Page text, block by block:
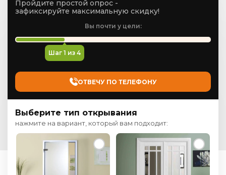
Пройдите простой опрос -
зафиксируйте максимальную скидку!
Вы почти у цели:
Шаг 1 из 4
ОТВЕЧУ ПО ТЕЛЕФОНУ
Выберите тип открывания
нажмите на вариант, который вам подходит: